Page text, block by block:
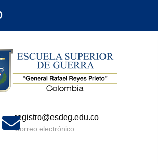
registro@esdeg.edu.co
Correo electrónico